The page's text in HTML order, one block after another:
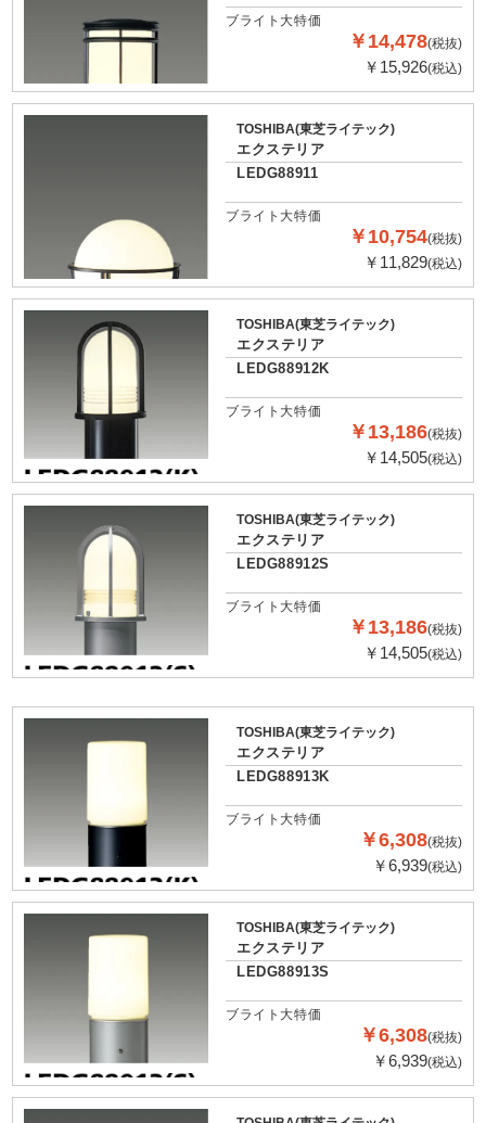
ブライト大特価
￥14,478(税抜)
￥15,926(税込)
TOSHIBA(東芝ライテック)
エクステリア
LEDG88911
ブライト大特価
￥10,754(税抜)
￥11,829(税込)
TOSHIBA(東芝ライテック)
エクステリア
LEDG88912K
ブライト大特価
￥13,186(税抜)
￥14,505(税込)
TOSHIBA(東芝ライテック)
エクステリア
LEDG88912S
ブライト大特価
￥13,186(税抜)
￥14,505(税込)
TOSHIBA(東芝ライテック)
エクステリア
LEDG88913K
ブライト大特価
￥6,308(税抜)
￥6,939(税込)
TOSHIBA(東芝ライテック)
エクステリア
LEDG88913S
ブライト大特価
￥6,308(税抜)
￥6,939(税込)